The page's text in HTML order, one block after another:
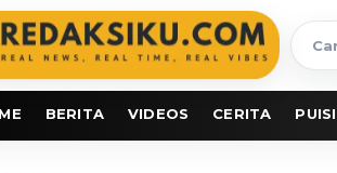
Cari
berita
BERITA VIDEOS CERITA PUISI